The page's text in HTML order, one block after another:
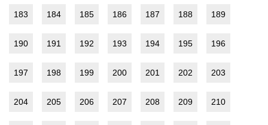
183 184 185 186 187 188 189
190 191 192 193 194 195 196
197 198 199 200 201 202 203
204 205 206 207 208 209 210